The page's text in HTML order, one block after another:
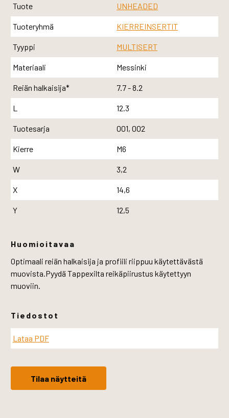
Tuote UNHEADED
Tuoteryhmä KIERREINSERTIT
Tyyppi MULTISERT
Materiaali Messinki
Reiän halkaisija* 7.7 - 8.2
L 12.3
Tuotesarja 001, 002
Kierre M6
W 3,2
X 14,6
Y 12,5
Huomioitavaa
Optimaali reiän halkaisija ja profiili riippuu käytettävästä
muovista.Pyydä Tappexilta reikäpiirustus käytettyyn
muoviin.
Tiedostot
Lataa PDF
Tilaa näytteitä